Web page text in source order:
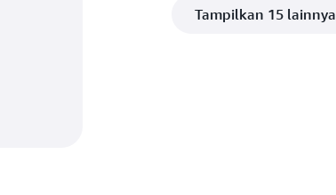
Tampilkan 15 lainnya